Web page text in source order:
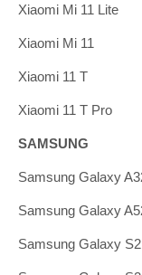
Xiaomi Mi 11 Lite
Xiaomi Mi 11
Xiaomi 11 T
Xiaomi 11 T Pro
SAMSUNG
Samsung Galaxy
Samsung Galaxy
Samsung Galaxy